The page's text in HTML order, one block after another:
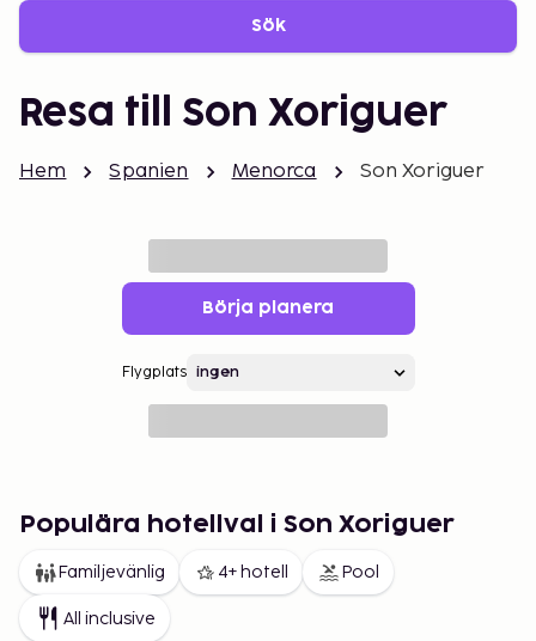
Sök
Resa till Son Xoriguer
Hem Spanien Menorca Son Xoriguer
Börja planera
Flygplats
Populära hotellval i Son Xoriguer
Familjevänlig 4+ hotell Pool
All inclusive